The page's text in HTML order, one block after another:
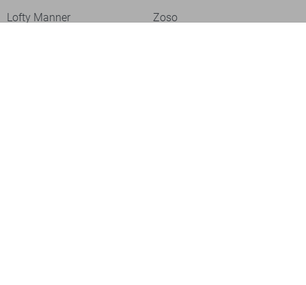
Lofty Manner
Zoso